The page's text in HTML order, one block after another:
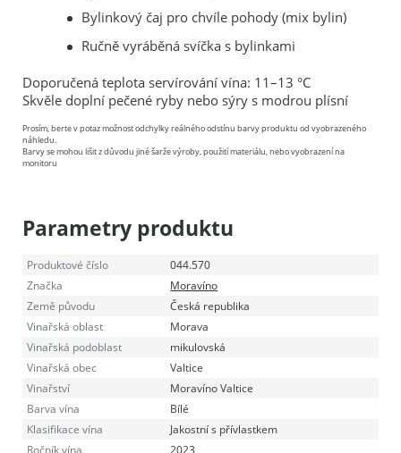
Bylinkový čaj pro chvíle pohody (mix bylin)
Ručně vyráběná svíčka s bylinkami
Doporučená teplota servírování vína: 11–13 °C
Skvěle doplní pečené ryby nebo sýry s modrou plísní
Prosím, berte v potaz možnost odchylky reálného odstínu barvy produktu od vyobrazeného
náhledu.
Barvy se mohou lišit z důvodu jiné šarže výroby, použití materiálu, nebo vyobrazení na
monitoru
Parametry produktu
Produktové číslo
044.570
Značka
Moravíno
Země původu
Česká republika
Vinařská oblast
Morava
Vinařská podoblast
mikulovská
Vinařská obec
Valtice
Vinařství
Moravíno Valtice
Barva vína
Bílé
Klasifikace vína
Jakostní s přívlastkem
Ročník vína
2023